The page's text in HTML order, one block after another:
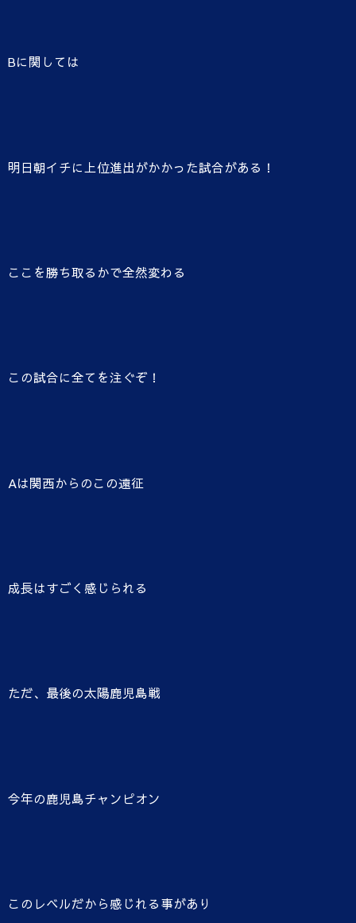
Bに関しては
明日朝イチに上位進出がかかった試合がある！
ここを勝ち取るかで全然変わる
この試合に全てを注ぐぞ！
Aは関西からのこの遠征
成長はすごく感じられる
ただ、最後の太陽鹿児島戦
今年の鹿児島チャンピオン
このレベルだから感じれる事があり